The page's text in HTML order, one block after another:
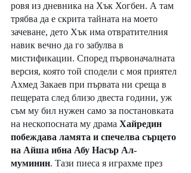
ровя из дневника на Хък Хогбен. А там
трябва да е скрита тайната на моето
зачеване, дето Хък има отвратителния
навик вечно да го забулва в
мистификации. Според първоначалната
версия, която той сподели с моя приятел
Ахмед Закаев при първата ни среща в
пещерата след близо двеста години, уж
съм му бил нужен само за постановката
на нескопосната му драма Хайредин
побеждава ламята и спечелва сърцето
на Айша ибна Абу Насър Ал-
муминин. Тази пиеса я играхме през